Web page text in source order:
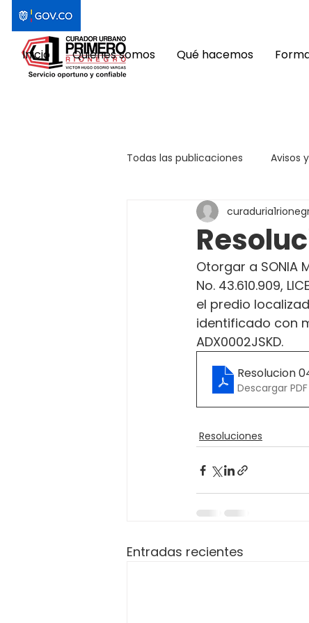
Inicio Quiénes somos Qué hacemos
Todas las publicaciones Avisos
Otorgar a SONIA
No. 43.610.909,
el predio
identificado con
ADX0002JSKD.
Resolucion
Descargar PDF
Resoluciones
Entradas recientes